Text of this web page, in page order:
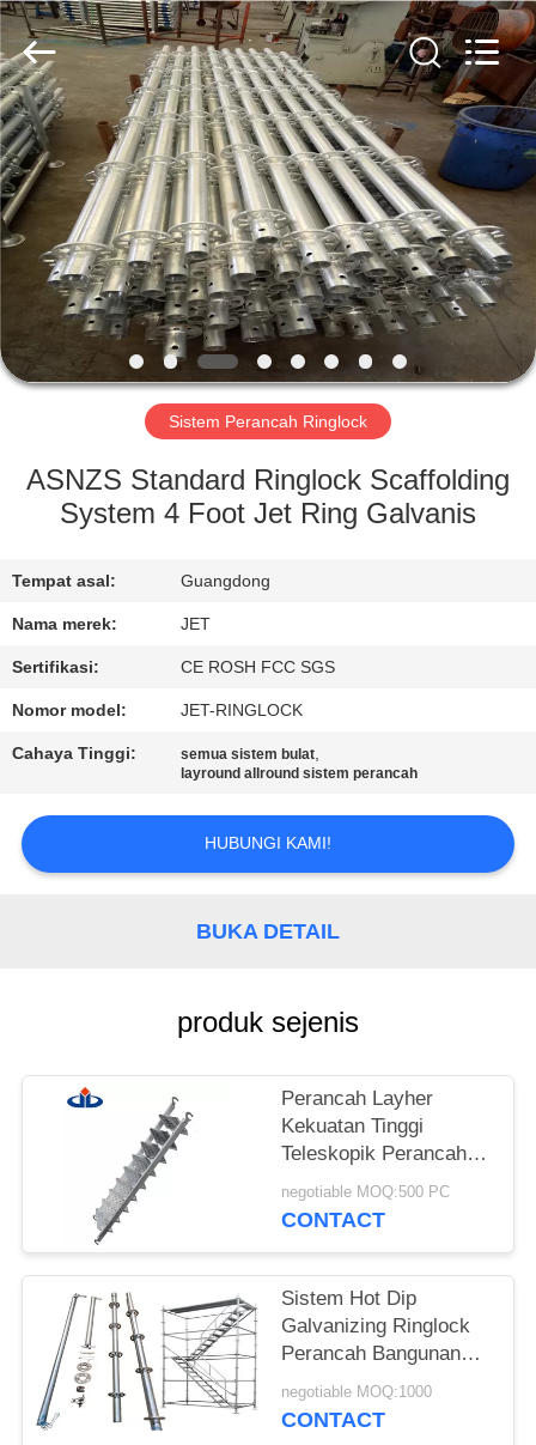
RUMAH
PRODUK
TENTANG
KITA
TUR
KONTROL
HUBUNGI
KAMI
PENAWARAN
SITEMAP
Scaffold
Formwork
System
Co.,
Ltd..
All
Rights
Reserved.
Sistem Perancah Ringlock
ASNZS Standard Ringlock Scaffolding
System 4 Foot Jet Ring Galvanis
Tempat asal: Guangdong
Nama merek: JET
Sertifikasi: CE ROSH FCC SGS
Nomor model: JET-RINGLOCK
Cahaya Tinggi: semua sistem bulat,
layround allround sistem perancah
HUBUNGI KAMI!
BUKA DETAIL
produk sejenis
Perancah Layher
Kekuatan Tinggi
Teleskopik Perancah
Silverstep Tangga
negotiable MOQ:500 PC
CONTACT
Sistem Hot Dip
Galvanizing Ringlock
Perancah Bangunan
Perancah Sementara
negotiable MOQ:1000
CONTACT